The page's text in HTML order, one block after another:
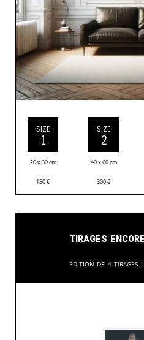
SIZE
1
20 x 30 cm
150€
SIZE
2
40 x 60 cm
300€
Tirages
Edition de 4 tirages